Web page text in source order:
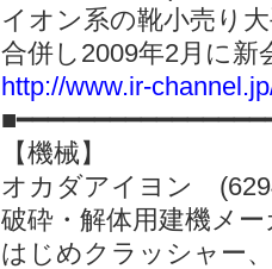
イオン系の靴小売り
合併し2009年2月に
http://www.ir-
【機械】
オカダアイヨン
破砕・解体用建機メ
はじめクラッシャー